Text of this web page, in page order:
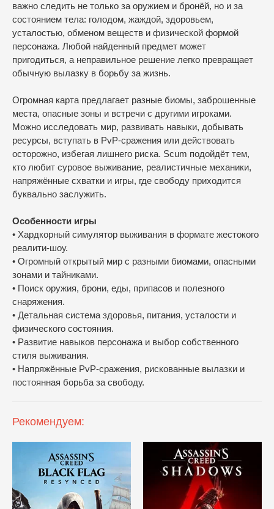
важно следить не только за оружием и бронёй, но и за
состоянием тела: голодом, жаждой, здоровьем,
усталостью, обменом веществ и физической формой
персонажа. Любой найденный предмет может
пригодиться, а неправильное решение легко превращает
обычную вылазку в борьбу за жизнь.
Огромная карта предлагает разные биомы, заброшенные
места, опасные зоны и встречи с другими игроками.
Можно исследовать мир, развивать навыки, добывать
ресурсы, вступать в PvP-сражения или действовать
осторожно, избегая лишнего риска. Scum подойдёт тем,
кто любит суровое выживание, реалистичные механики,
напряжённые схватки и игры, где свободу приходится
буквально заслужить.
Особенности игры
• Хардкорный симулятор выживания в формате жестокого
реалити-шоу.
• Огромный открытый мир с разными биомами, опасными
зонами и тайниками.
• Поиск оружия, брони, еды, припасов и полезного
снаряжения.
• Детальная система здоровья, питания, усталости и
физического состояния.
• Развитие навыков персонажа и выбор собственного
стиля выживания.
• Напряжённые PvP-сражения, рискованные вылазки и
постоянная борьба за свободу.
Рекомендуем: